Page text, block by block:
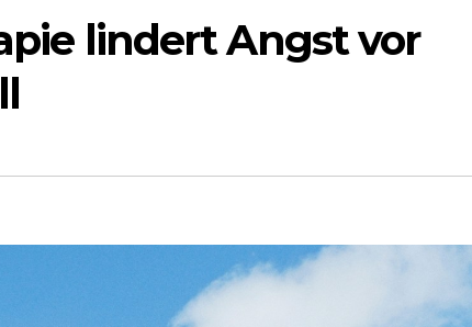
lindert Angst vor